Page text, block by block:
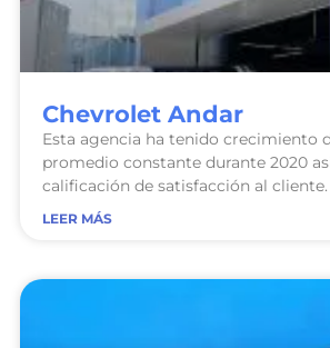
Chevrolet Andar
Esta agencia ha tenido crecimiento
promedio constante durante 2020
calificación de satisfacción al cliente.
LEER MÁS